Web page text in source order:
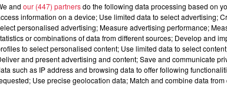
soudainement par :
ou jambe,
and our (447) partnersdo the following data processing based on
information on a device; Use limited data to select advertising;
personalised advertising; Measure advertising performance;
or combinations of data from different sources; Develop and
to select personalised content; Use limited data to select
and present advertising and content; Save and communicate
such as IP address and browsing data to offer following
Use precise geolocation data; Match and combine data